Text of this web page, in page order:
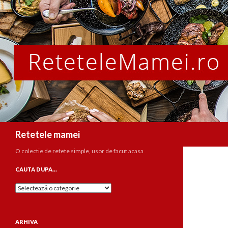
Retetele mamei
O colectie de retete simple, usor de facut acasa
CAUTA DUPA…
Cauta
ARHIVA